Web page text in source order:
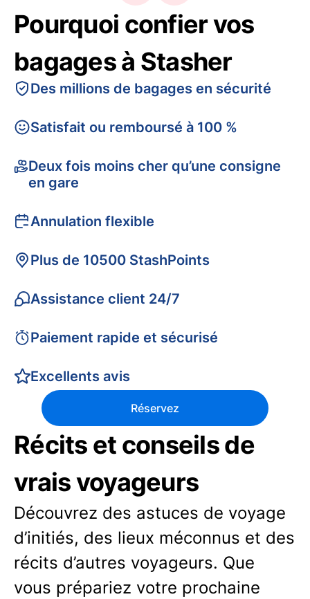
Pourquoi confier vos
bagages à Stasher
Des millions de bagages en sécurité
Satisfait ou remboursé à 100 %
Deux fois moins cher qu’une consigne
en gare
Annulation flexible
Plus de 10500 StashPoints
Assistance client 24/7
Paiement rapide et sécurisé
Excellents avis
Réservez
Récits et conseils de
vrais voyageurs
Découvrez des astuces de voyage
d’initiés, des lieux méconnus et des
récits d’autres voyageurs. Que
vous prépariez votre prochaine